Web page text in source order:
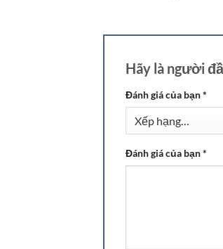
Hãy là người
Đánh giá của bạn*
Đánh giá của bạn*